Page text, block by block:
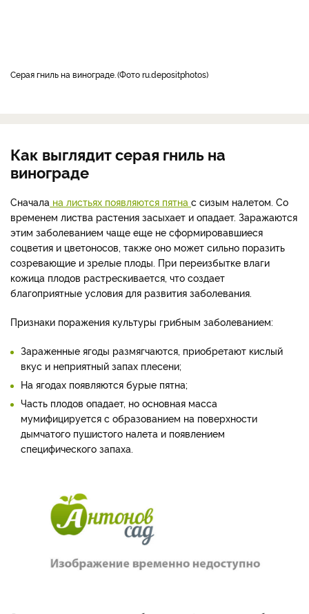
серая гниль на винограде. Фото ru.depositphotos
Как выглядит серая гниль на
винограде
Сначала на листьях появляются пятна с сизым налетом. Со
временем листва растения засыхает и опадает. Заражаются
этим заболеванием чаще еще не сформировавшиеся
соцветия и цветоносов, также оно может сильно поразить
созревающие и зрелые плоды. При переизбытке влаги
кожица плодов растрескивается, что создает
благоприятные условия для развития заболевания.
Признаки поражения культуры грибным заболеванием:
Зараженные ягоды размягчаются, приобретают кислый
вкус и неприятный запах плесени;
На ягодах появляются бурые пятна;
Часть плодов опадает, но основная масса
мумифицируется с образованием на поверхности
дымчатого пушистого налета и появлением
специфического запаха.